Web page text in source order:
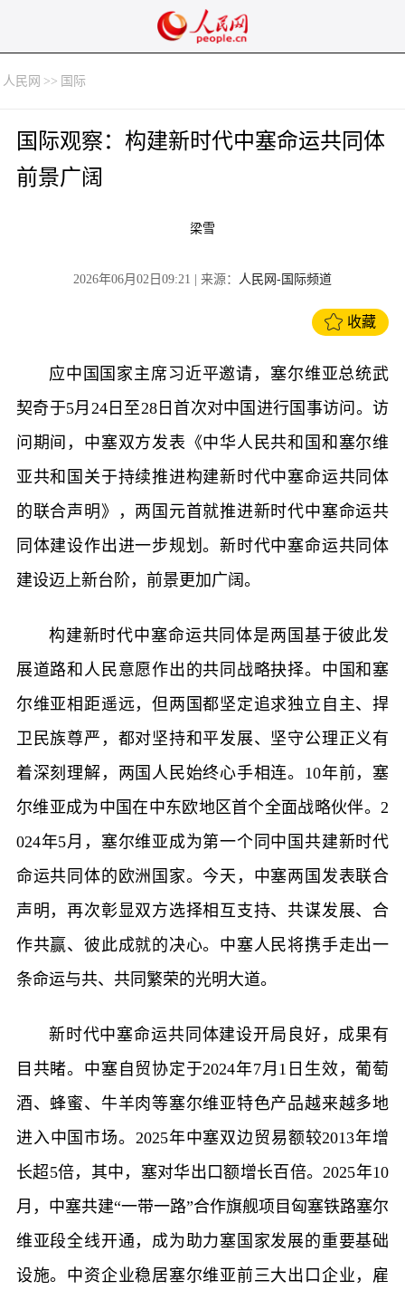
人民网 >> 国际
国际观察：构建新时代中塞命运共同体
前景广阔
梁雪
2026年06月02日09:21 | 来源： 人民网-国际频道
收藏
应中国国家主席习近平邀请，塞尔维亚总统武
契奇于5月24日至28日首次对中国进行国事访问。访
问期间，中塞双方发表《中华人民共和国和塞尔维
亚共和国关于持续推进构建新时代中塞命运共同体
的联合声明》，两国元首就推进新时代中塞命运共
同体建设作出进一步规划。新时代中塞命运共同体
建设迈上新台阶，前景更加广阔。
构建新时代中塞命运共同体是两国基于彼此发
展道路和人民意愿作出的共同战略抉择。中国和塞
尔维亚相距遥远，但两国都坚定追求独立自主、捍
卫民族尊严，都对坚持和平发展、坚守公理正义有
着深刻理解，两国人民始终心手相连。10年前，塞
尔维亚成为中国在中东欧地区首个全面战略伙伴。2
024年5月，塞尔维亚成为第一个同中国共建新时代
命运共同体的欧洲国家。今天，中塞两国发表联合
声明，再次彰显双方选择相互支持、共谋发展、合
作共赢、彼此成就的决心。中塞人民将携手走出一
条命运与共、共同繁荣的光明大道。
新时代中塞命运共同体建设开局良好，成果有
目共睹。中塞自贸协定于2024年7月1日生效，葡萄
酒、蜂蜜、牛羊肉等塞尔维亚特色产品越来越多地
进入中国市场。2025年中塞双边贸易额较2013年增
长超5倍，其中，塞对华出口额增长百倍。2025年10
月，中塞共建“一带一路”合作旗舰项目匈塞铁路塞尔
维亚段全线开通，成为助力塞国家发展的重要基础
设施。中资企业稳居塞尔维亚前三大出口企业，雇